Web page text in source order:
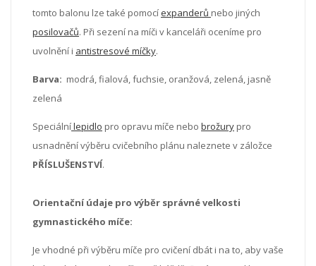
tomto balonu lze také pomocíexpanderů nebo jiných
posilovačů. Při sezení na míči v kanceláři oceníme pro
uvolnění i antistresové míčky.
Barva: modrá, fialová, fuchsie, oranžová, zelená, jasně
zelená
Speciálnílepidlo pro opravu míče nebo brožury pro
usnadnění výběru cvičebního plánu naleznete v záložce
PŘÍSLUŠENSTVÍ.
Orientační údaje pro výběr správné velkosti
gymnastického míče:
Je vhodné při výběru míče pro cvičení dbát i na to, aby vaše